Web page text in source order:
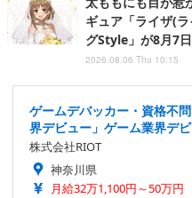
ギュア「ライザ(
グStyle」が8月7
2026.08.06 Thu 10:15
ゲームデバッカー・資格不
界デビュー」ゲーム業界デ
株式会社RIOT
神奈川県
月給32万1,100円～50万円